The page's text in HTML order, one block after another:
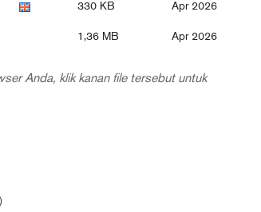
330 KB Apr 2026
1,36 MB Apr 2026
Anda, klik kanan file tersebut untuk